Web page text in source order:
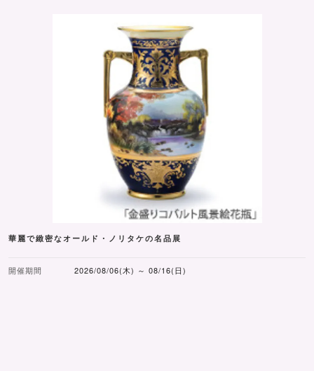
華麗で緻密なオールド・ノリタケの名品展
開催期間 2026/08/06(木) ～ 08/16(日)